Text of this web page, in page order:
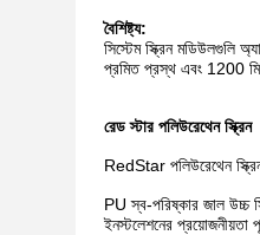
বৈশিষ্ট্য:
সিস্টেম স্ক্রিন মডিউলগুলি
প্রমিত প্রস্থ এবং 1200
রেড স্টার পলিউরেথেন স্ক্রিন
RedStar পলিউরেথেন
PU স্ব-পরিষ্কার জাল উচ্চ
ইনস্টলেশনের প্রয়োজনীয়তা